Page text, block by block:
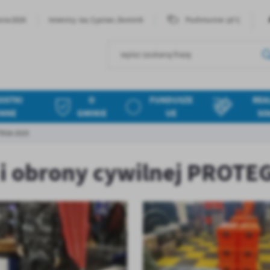
O
GMINIE
FUNDUSZE
UE
2025
cywilnej